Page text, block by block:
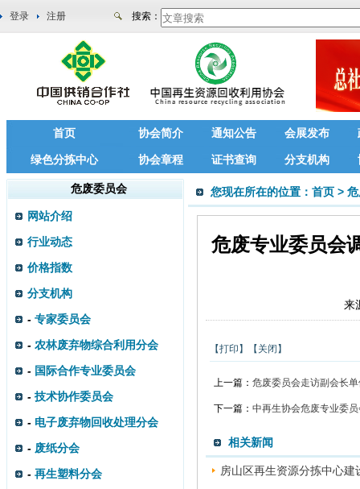
登录 注册 搜索：
首页 协会简介 通知公告 会展发布
绿色分拣中心 协会章程 证书查询 分支机构
危废委员会
网站介绍
行业动态
价格指数
分支机构
- 专家委员会
- 农林废弃物综合利用分会
- 国际合作专业委员会
- 技术协作委员会
- 电子废弃物回收处理分会
- 废纸分会
- 再生塑料分会
您现在所在的位置： 首页 >
危废专业委员会
来
【打印】 【关闭】
上一篇： 危废委员会走访副会长
下一篇： 中再生协会危废专业委
相关新闻
房山区再生资源分拣中心建